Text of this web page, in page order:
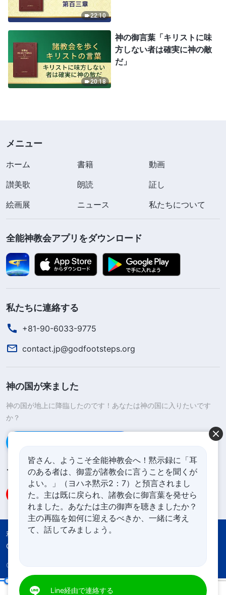
22:10
20:18
神の御言葉「キリストに味
方しない者は確実に神の敵
だ」
メニュー
ホーム 書籍
動画
讃美歌
朗読
証し
絵画展
ニュース 私たちについて
全能神教会アプリをダウンロード
私たちに連絡する
+81-90-6033-9775
contact.jp@godfootsteps.org
神の国が来ました
神の国が地上に降臨したのです！あなたは神の国に入りたいです
か？
フォローする
利用規約 プライバシーポリシー
Cookies Policy
Copyright © 2026
皆さん、ようこそ全能神教会へ！黙示録に「耳
のある者は、御霊が諸教会に言うことを聞くが
よい。」（ヨハネ黙示2：7）と預言されまし
た。主は既に戻られ、諸教会に御言葉を発せら
れました。あなたは主の御声を聴きましたか？
主の再臨を如何に迎えるべきか、一緒に考え
て、話してみましょう。
Line経由で連絡する
キリストの初めの言葉：第三十四章